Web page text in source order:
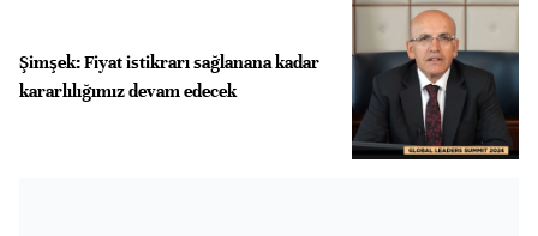
Şimşek: Fiyat istikrarı sağlanana kadar
kararlılığımız devam edecek